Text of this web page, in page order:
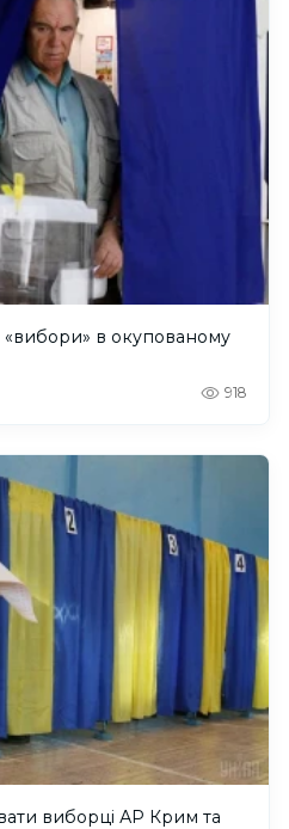
«вибори» в окупованому
918
виборці АР Крим та